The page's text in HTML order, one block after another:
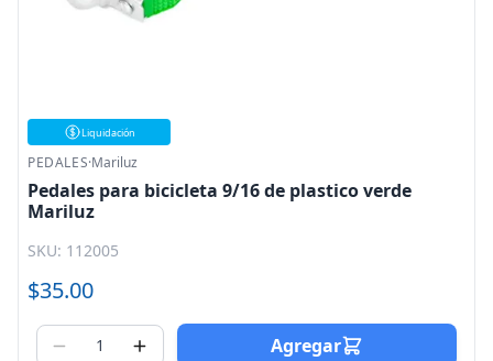
Liquidación
PEDALES·Mariluz
Pedales para bicicleta 9/16 de plastico verde
Mariluz
SKU: 112005
$35.00
Agregar